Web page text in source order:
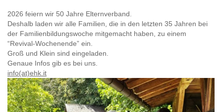
2026 feiern wir 50 Jahre Elternverband.
Deshalb laden wir alle Familien, die in den letzten 35 Jahren bei
der Familienbildungswoche mitgemacht haben, zu einem
“Revival-Wochenende” ein.
Groß und Klein sind eingeladen.
Genaue Infos gib es bei uns.
info(at)ehk.it